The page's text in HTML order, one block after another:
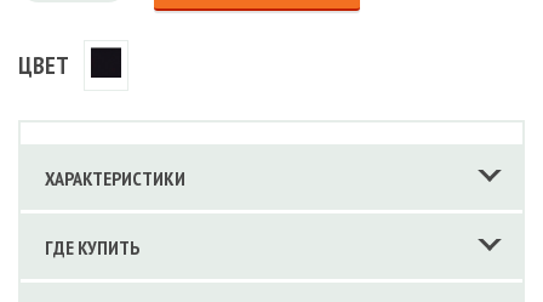
ЦВЕТ
ХАРАКТЕРИСТИКИ
ГДЕ КУПИТЬ